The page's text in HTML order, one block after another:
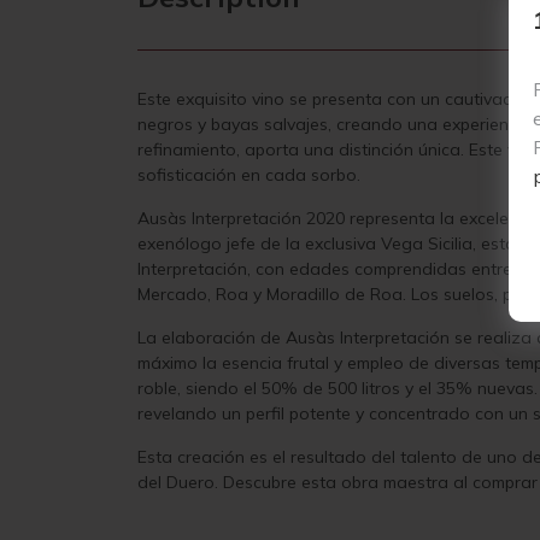
Este exquisito vino se presenta con un
negros y bayas salvajes, creando una
refinamiento, aporta una distinción única. Este
sofisticación en cada sorbo.
Ausàs Interpretación 2020 representa la
exenólogo jefe de la exclusiva Vega Sicilia, esta
Interpretación, con edades comprendidas entre
Mercado, Roa y Moradillo de Roa. Los suelos,
La elaboración de Ausàs Interpretación se
máximo la esencia frutal y empleo de diversas
roble, siendo el 50% de 500 litros y el 35%
revelando un perfil potente y concentrado con un
Esta creación es el resultado del talento de uno
del Duero. Descubre esta obra maestra al